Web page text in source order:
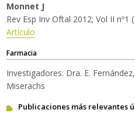
Monnet J
Rev Esp Inv Oftal 2012; Vol II nº1
Artículo
Farmacia
Investigadores: Dra. E.
Miserachs
Publicaciones más relevantes